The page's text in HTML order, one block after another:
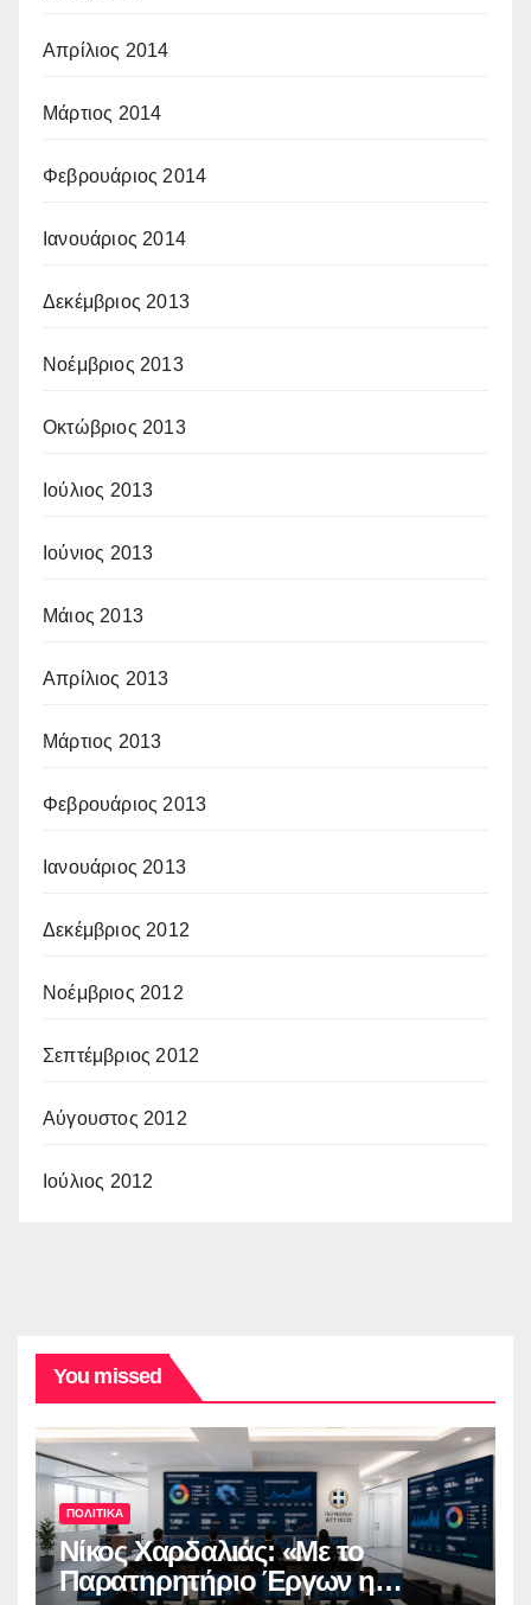
Απρίλιος 2014
Μάρτιος 2014
Φεβρουάριος 2014
Ιανουάριος 2014
Δεκέμβριος 2013
Νοέμβριος 2013
Οκτώβριος 2013
Ιούλιος 2013
Ιούνιος 2013
Μάιος 2013
Απρίλιος 2013
Μάρτιος 2013
Φεβρουάριος 2013
Ιανουάριος 2013
Δεκέμβριος 2012
Νοέμβριος 2012
Σεπτέμβριος 2012
Αύγουστος 2012
Ιούλιος 2012
You missed
ΠΟΛΙΤΙΚΑ
Νίκος Χαρδαλιάς: «Με το
Παρατηρητήριο Έργων η